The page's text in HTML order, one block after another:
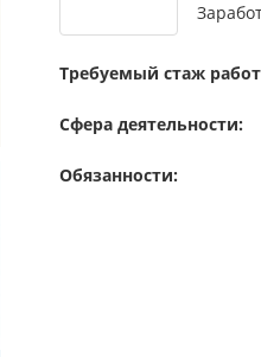
Требуемый стаж
Сфера деятельности:
Обязанности: